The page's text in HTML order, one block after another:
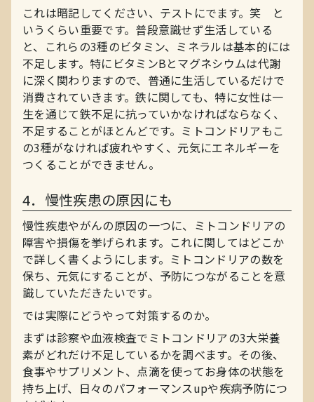
これは暗記してください、テストにでます。笑 と
いうくらい重要です。普段意識せず生活している
と、これらの3種のビタミン、ミネラルは基本的には
不足します。特にビタミンBとマグネシウムは代謝
に深く関わりますので、普通に生活しているだけで
消費されていきます。鉄に関しても、特に女性は一
生を通じて鉄不足に抗っていかなければならなく、
不足することがほとんどです。ミトコンドリアもこ
の3種がなければ疲れやすく、元気にエネルギーを
つくることができません。
4．慢性疾患の原因にも
慢性疾患やがんの原因の一つに、ミトコンドリアの
障害や損傷を挙げられます。これに関してはどこか
で詳しく書くようにします。ミトコンドリアの数を
保ち、元気にすることが、予防につながることを意
識していただきたいです。
では実際にどうやって対策するのか。
まずは診察や血液検査でミトコンドリアの3大栄養
素がどれだけ不足しているかを調べます。その後、
食事やサプリメント、点滴を使ってお身体の状態を
持ち上げ、日々のパフォーマンスupや疾病予防につ